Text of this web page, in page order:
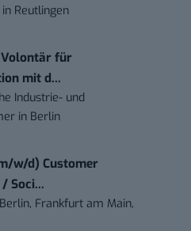
in Reutlingen
für
mit d...
Industrie- und
in Berlin
w/d) Customer
Soci...
Berlin, Frankfurt am Main,